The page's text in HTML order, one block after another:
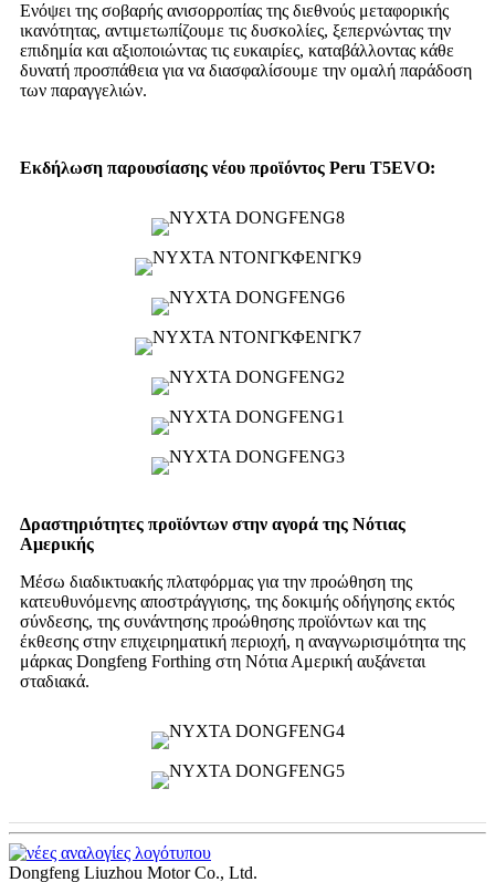
Ενόψει της σοβαρής ανισορροπίας της διεθνούς μεταφορικής
ικανότητας, αντιμετωπίζουμε τις δυσκολίες, ξεπερνώντας την
επιδημία και αξιοποιώντας τις ευκαιρίες, καταβάλλοντας κάθε
δυνατή προσπάθεια για να διασφαλίσουμε την ομαλή παράδοση
των παραγγελιών.
Εκδήλωση παρουσίασης νέου προϊόντος Peru T5EVO:
Δραστηριότητες προϊόντων στην αγορά της Νότιας
Αμερικής
Μέσω διαδικτυακής πλατφόρμας για την προώθηση της
κατευθυνόμενης αποστράγγισης, της δοκιμής οδήγησης εκτός
σύνδεσης, της συνάντησης προώθησης προϊόντων και της
έκθεσης στην επιχειρηματική περιοχή, η αναγνωρισιμότητα της
μάρκας Dongfeng Forthing στη Νότια Αμερική αυξάνεται
σταδιακά.
Dongfeng Liuzhou Motor Co., Ltd.